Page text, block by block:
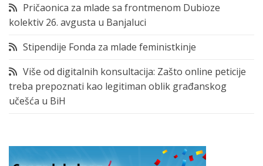
Pričaonica za mlade sa frontmenom Dubioze
kolektiv 26. avgusta u Banjaluci
Stipendije Fonda za mlade feministkinje
Više od digitalnih konsultacija: Zašto online peticije
treba prepoznati kao legitiman oblik građanskog
učešća u BiH